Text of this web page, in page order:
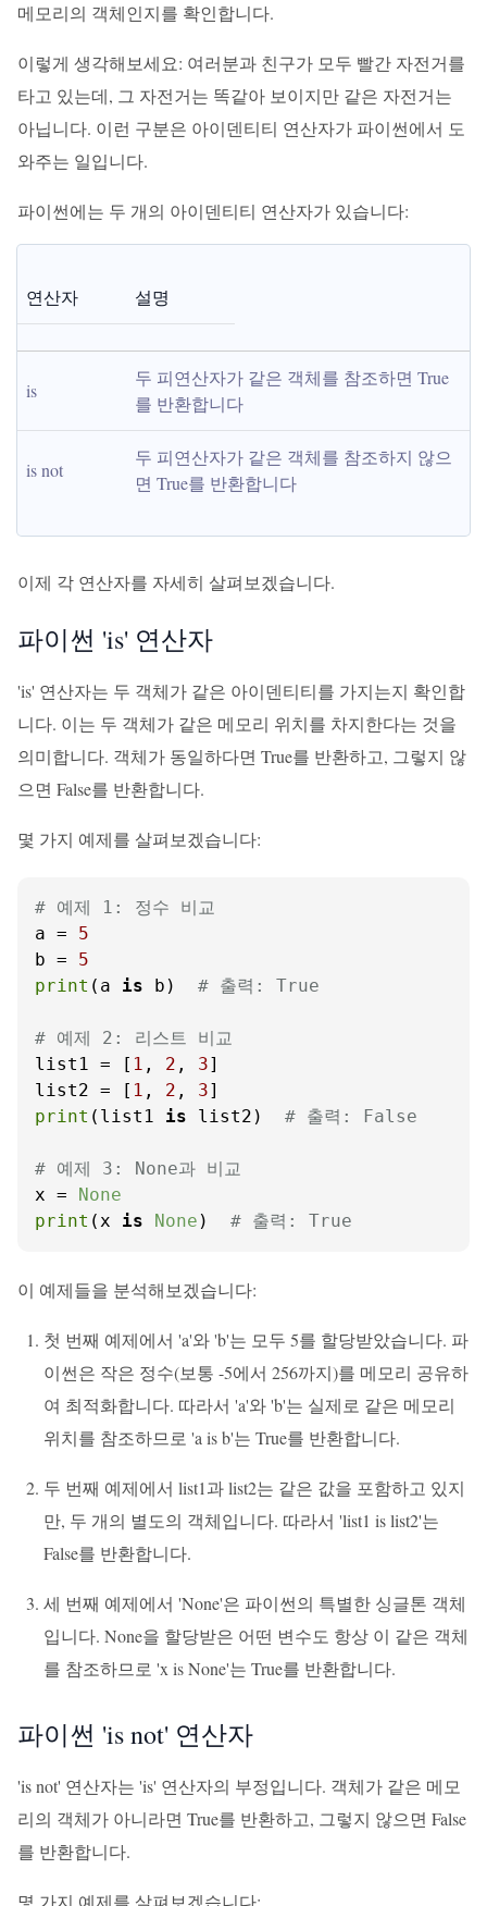
메모리의 객체인지를 확인합니다.
이렇게 생각해보세요: 여러분과 친구가 모두 빨간 자전거를
타고 있는데, 그 자전거는 똑같아 보이지만 같은 자전거는
아닙니다. 이런 구분은 아이덴티티 연산자가 파이썬에서 도
와주는 일입니다.
파이썬에는 두 개의 아이덴티티 연산자가 있습니다:
연산자 설명
is
두 피연산자가 같은 객체를 참조하면 True
를 반환합니다
is not
두 피연산자가 같은 객체를 참조하지 않으
면 True를 반환합니다
이제 각 연산자를 자세히 살펴보겠습니다.
파이썬 'is' 연산자
'is' 연산자는 두 객체가 같은 아이덴티티를 가지는지 확인합
니다. 이는 두 객체가 같은 메모리 위치를 차지한다는 것을
의미합니다. 객체가 동일하다면 True를 반환하고, 그렇지 않
으면 False를 반환합니다.
몇 가지 예제를 살펴보겠습니다:
# 예제 1: 정수 비교
a = 5
b = 5
print (a is b) # 출력: True
# 예제 2: 리스트 비교
list1 = [ 1 , 2 , 3]
list2 = [ 1 , 2 , 3
print (list1 is list2) # 출력: False
# 예제 3: None과 비교
x = None
print (x is None ) # 출력: True
이 예제들을 분석해보겠습니다:
첫 번째 예제에서 'a'와 'b'는 모두 5를 할당받았습니다. 파
이썬은 작은 정수(보통 -5에서 256까지)를 메모리 공유하
여 최적화합니다. 따라서 'a'와 'b'는 실제로 같은 메모리
위치를 참조하므로 'a is b'는 True를 반환합니다.
두 번째 예제에서 list1과 list2는 같은 값을 포함하고 있지
만, 두 개의 별도의 객체입니다. 따라서 'list1 is list2'는
False를 반환합니다.
세 번째 예제에서 'None'은 파이썬의 특별한 싱글톤 객체
입니다. None을 할당받은 어떤 변수도 항상 이 같은 객체
를 참조하므로 'x is None'는 True를 반환합니다.
파이썬 'is not' 연산자
'is not' 연산자는 'is' 연산자의 부정입니다. 객체가 같은 메모
리의 객체가 아니라면 True를 반환하고, 그렇지 않으면 False
를 반환합니다.
몇 가지 예제를 살펴보겠습니다: